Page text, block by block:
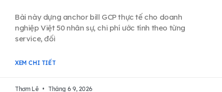
Bài này dựng anchor bill GCP thực tế cho doanh
nghiệp Việt 50 nhân sự, chi phí ước tính theo từng
service, đối
XEM CHI TIẾT
Thơm Lê Tháng 6 9, 2026